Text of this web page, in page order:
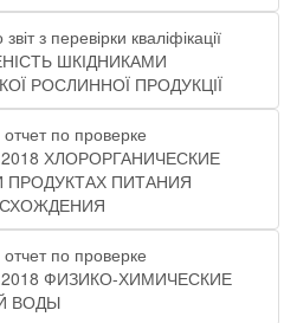
з перевірки кваліфікації
ШКІДНИКАМИ
РОСЛИННОЇ ПРОДУКЦІЇ
по проверке
ХЛОРОРГАНИЧЕСКИЕ
ПИТАНИЯ
по проверке
ФИЗИКО-ХИМИЧЕСКИЕ
ВОДЫ